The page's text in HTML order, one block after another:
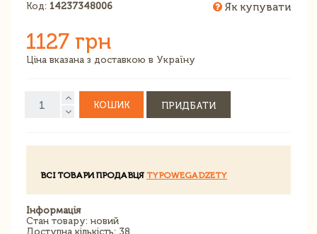
Код: 14237348006 Як купувати
1127 грн
Ціна вказана з доставкою в Україну
КОШИК ПРИДБАТИ
ВСІ ТОВАРИ ПРОДАВЦЯ TYPOWEGADZETY
Інформація
Стан товару: новий
Доступна кількість: 38